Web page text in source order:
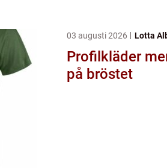
03 augusti 2026 Lotta
Profilkläder mer än bara logga
på bröstet